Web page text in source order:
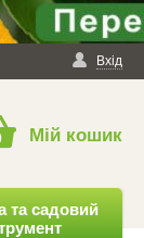
Вхід
Мій кошик
та садовий